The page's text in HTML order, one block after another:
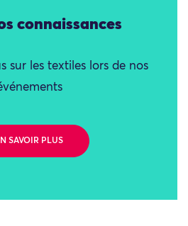
connaissances
sur les textiles lors de nos
SAVOIR PLUS